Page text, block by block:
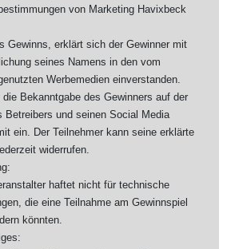
von Marketing Havixbeck
Gewinns, erklärt sich der Gewinner mit
seines Namens in den vom
Werbemedien einverstanden.
Bekanntgabe des Gewinners auf der
Betreibers und seinen Social Media
ein. Der Teilnehmer kann seine erklärte
widerrufen.
haftet nicht für technische
die eine Teilnahme am Gewinnspiel
könnten.